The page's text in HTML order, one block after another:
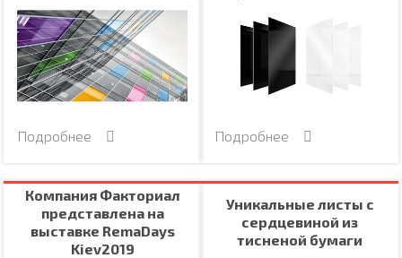
Подробнее Подробнее
Компания Факториал
представлена на
выставке RemaDays
Kiev2019
Уникальные листы с
сердцевиной из
тисненой бумаги